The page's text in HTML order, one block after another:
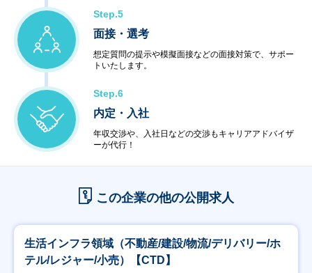
Step.5
面接・選考
想定質問の提示や模擬面接などの面接対策で、サポー
トいたします。
Step.6
内定・入社
年収交渉や、入社日などの交渉もキャリアアドバイザ
ーが代行！
この企業の他の公開求人
生活インフラ領域（不動産/建設/物流/デリバリー/ホ
テル/レジャー/小売）【CTD】